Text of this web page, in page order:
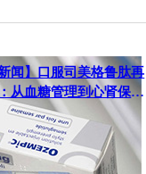
闻】口服司美格鲁肽再
从血糖管理到心肾保护
路